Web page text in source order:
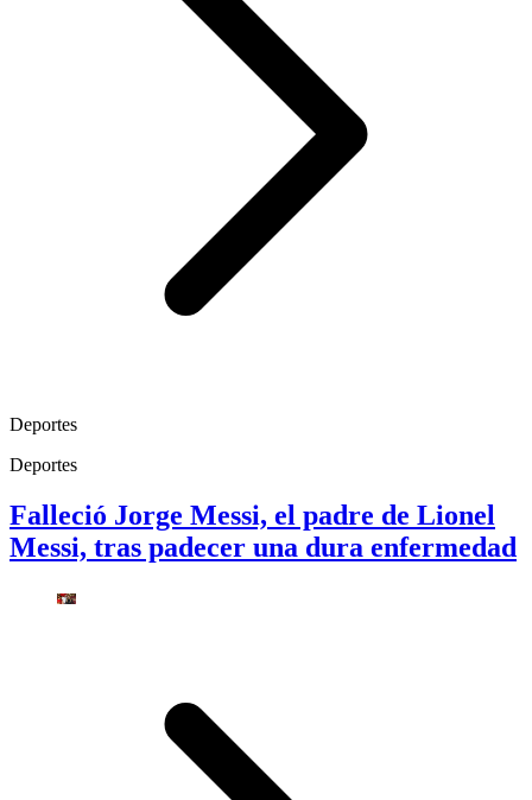
Deportes
Deportes
Falleció Jorge Messi, el padre de Lionel
Messi, tras padecer una dura enfermedad